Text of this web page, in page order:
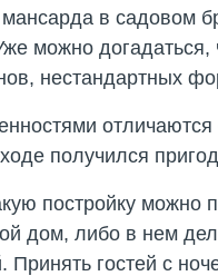
в садовом
можно
нестандартных
получился
постройку
дом, либо в нем
Принять гостей с